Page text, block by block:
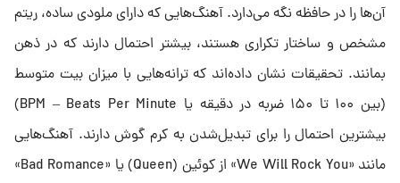
آن‌ها را در حافظه نگه می‌دارد. آهنگ‌هایی که دارای ملودی ساده، ریتم
مشخص و ساختار تکراری هستند، بیشتر احتمال دارند که در ذهن
بمانند. تحقیقات نشان داده‌اند که ترانه‌هایی با میزان بیت متوسط
(بین ۱۰۰ تا ۱۵۰ ضربه در دقیقه یا BPM – Beats Per Minute)
بیشترین احتمال را برای تبدیل‌شدن به کرم گوش دارند. آهنگ‌هایی
مانند «We Will Rock You» از کوئین (Queen) یا «Bad Romance»